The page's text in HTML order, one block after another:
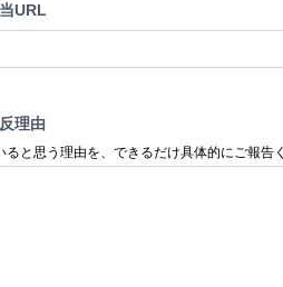
URL
理由
ると思う理由を、できるだけ具体的にご報告